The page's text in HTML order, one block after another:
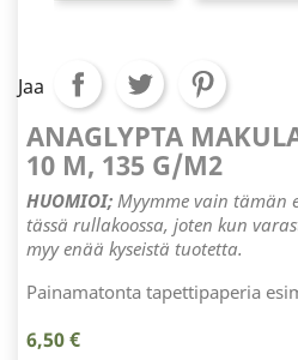
Jaa
ANAGLYPTA
10 M, 135 G/M2
HUOMIOI; Myymme vain tämän
tässä rullakoossa, joten kun
myy enää kyseistä tuotetta.
Painamatonta tapettipaperia
6,50 €